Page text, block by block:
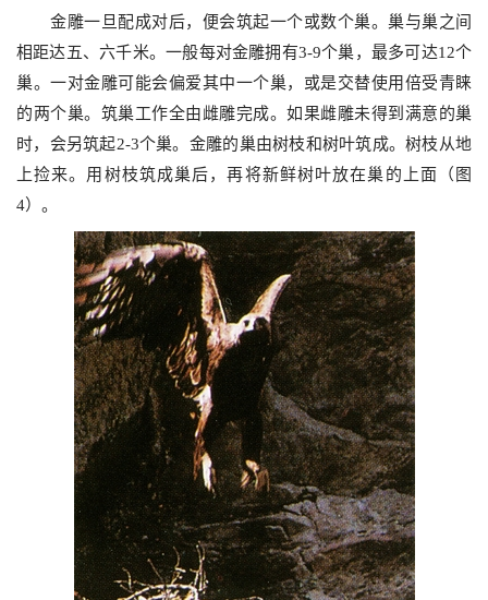
金雕一旦配成对后，便会筑起一个或数个巢。巢与巢之间
相距达五、六千米。一般每对金雕拥有3-9个巢，最多可达12个
巢。一对金雕可能会偏爱其中一个巢，或是交替使用倍受青睐
的两个巢。筑巢工作全由雌雕完成。如果雌雕未得到满意的巢
时，会另筑起2-3个巢。金雕的巢由树枝和树叶筑成。树枝从地
上捡来。用树枝筑成巢后，再将新鲜树叶放在巢的上面（图
4）。